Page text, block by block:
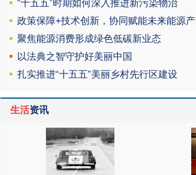
“十五五”时期如何深入推进新污染物治
政策保障+技术创新，协同赋能未来能源产
聚焦能源消费形成绿色低碳新业态
以法典之智守护好美丽中国
扎实推进“十五五”美丽乡村先行区建设
生活资讯